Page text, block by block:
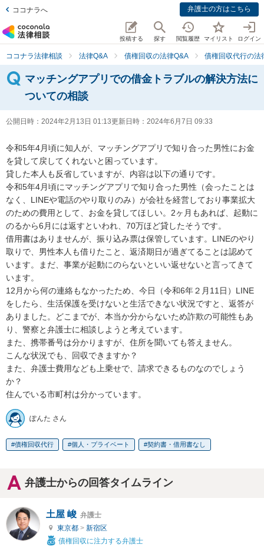
ココナラへ 弁護士の方はこちら
投稿する 探す 閲覧履歴 マイリスト ログイン
ココナラ法律相談 法律Q&A 債権回収の法律Q&A 債権回収代行の法
マッチングアプリでの借金トラブルの解決方法に
ついての相談
公開日時： 2024年2月13日 01:13更新日時： 2024年6月7日 09:33
令和5年4月頃に知人が、マッチングアプリで知り合った男性にお金
を貸して戻してくれないと困っています。
貸した本人も反省していますが、内容は以下の通りです。
令和5年4月頃にマッチングアプリで知り合った男性（会ったことは
なく、LINEや電話のやり取りのみ）が会社を経営しており事業拡大
のための費用として、お金を貸してほしい。2ヶ月もあれば、起動に
のるから6月には返すといわれ、70万ほど貸したそうです。
借用書はありませんが、振り込み票は保管しています。LINEのやり
取りで、男性本人も借りたこと、返済期日が過ぎてることは認めて
います。まだ、事業が起動にのらないといい返せないと言ってきて
います。
12月から何の連絡もなかったため、今日（令和6年２月11日）LINE
をしたら、生活保護を受けないと生活できない状況ですと、返答が
ありました。どこまでが、本当か分からないため詐欺の可能性もあ
り、警察と弁護士に相談しようと考えています。
また、携帯番号は分かりますが、住所を聞いても答えません。
こんな状況でも、回収できますか？
また、弁護士費用なども上乗せで、請求できるものなのでしょう
か？
住んでいる市町村は分かっています。
ぽんた さん
債権回収代行 個人・プライベート 契約書・借用書なし
弁護士からの回答タイムライン
土屋 峻 弁護士
東京都 > 新宿区
債権回収に注力する弁護士